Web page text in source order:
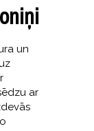
un
ar